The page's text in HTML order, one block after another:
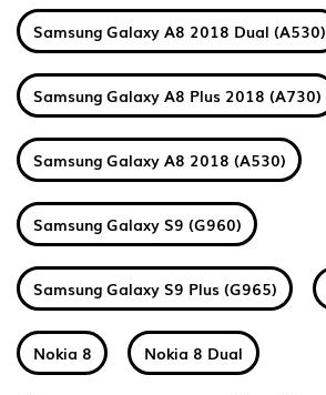
Samsung Galaxy A8 2018 Dual (A530)
Samsung Galaxy A8 Plus 2018 (A730)
Samsung Galaxy A8 2018 (A530)
Samsung Galaxy S9 (G960)
Samsung Galaxy S9 Plus (G965)
Nokia 8 Nokia 8 Dual